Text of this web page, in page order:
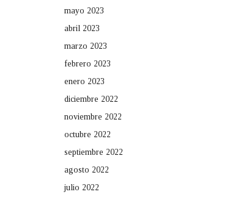
mayo 2023
abril 2023
marzo 2023
febrero 2023
enero 2023
diciembre 2022
noviembre 2022
octubre 2022
septiembre 2022
agosto 2022
julio 2022